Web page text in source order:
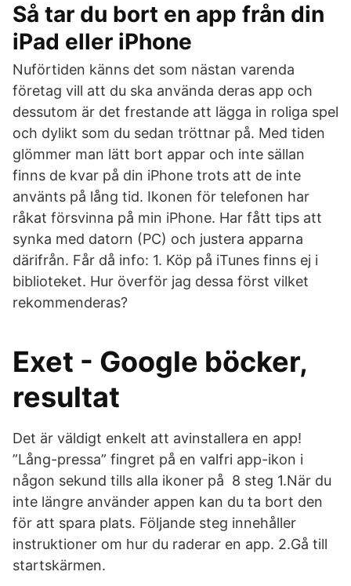
Så tar du bort en app från din
iPad eller iPhone
Nuförtiden känns det som nästan varenda
företag vill att du ska använda deras app och
dessutom är det frestande att lägga in roliga spel
och dylikt som du sedan tröttnar på. Med tiden
glömmer man lätt bort appar och inte sällan
finns de kvar på din iPhone trots att de inte
använts på lång tid. Ikonen för telefonen har
råkat försvinna på min iPhone. Har fått tips att
synka med datorn (PC) och justera apparna
därifrån. Får då info: 1. Köp på iTunes finns ej i
biblioteket. Hur överför jag dessa först vilket
rekommenderas?
Exet - Google böcker,
resultat
Det är väldigt enkelt att avinstallera en app!
”Lång-pressa” fingret på en valfri app-ikon i
någon sekund tills alla ikoner på 8 steg 1.När du
inte längre använder appen kan du ta bort den
för att spara plats. Följande steg innehåller
instruktioner om hur du raderar en app. 2.Gå till
startskärmen.